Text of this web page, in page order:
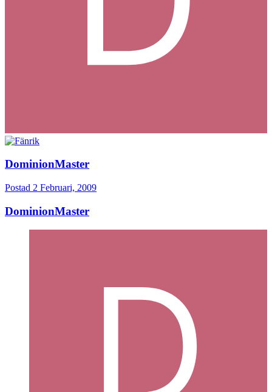
DominionMaster
Postad 2 Februari, 2009
DominionMaster